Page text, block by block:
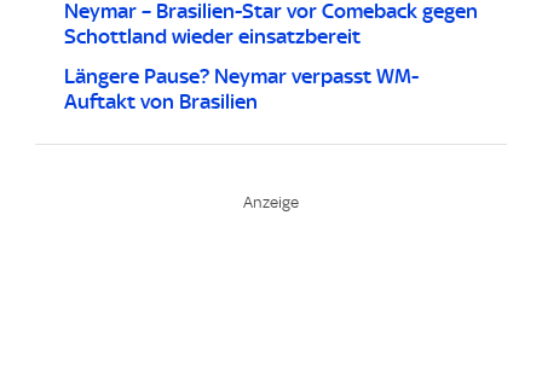
Neymar – Brasilien-Star vor Comeback gegen
Schottland wieder einsatzbereit
Längere Pause? Neymar verpasst WM-
Auftakt von Brasilien